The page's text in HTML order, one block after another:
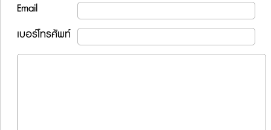
Email
เบอร์โทรศัพท์